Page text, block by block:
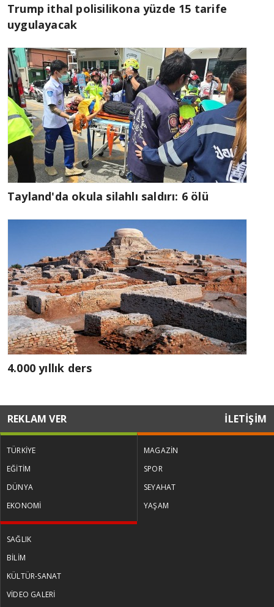
Trump ithal polisilikona yüzde 15 tarife
uygulayacak
Tayland'da okula silahlı saldırı: 6 ölü
4.000 yıllık ders
REKLAM VER İLETİŞİM
TÜRKİYE
EĞİTİM
DÜNYA
EKONOMİ
MAGAZİN
SPOR
SEYAHAT
YAŞAM
SAĞLIK
BİLİM
KÜLTÜR-SANAT
VİDEO GALERİ